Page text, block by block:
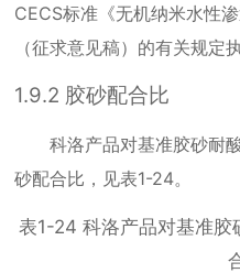
CECS标准《无机纳米水性
（征求意见稿）的有关规定执
1.9.2 胶砂配合比
科洛产品对基准胶砂耐
砂配合比，见表1-24。
表1-24 科洛产品对基准胶